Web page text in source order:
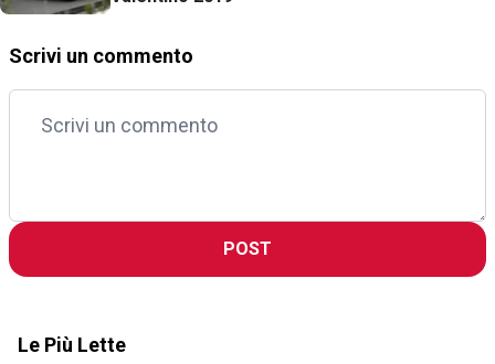
Scrivi un commento
POST
Le Più Lette